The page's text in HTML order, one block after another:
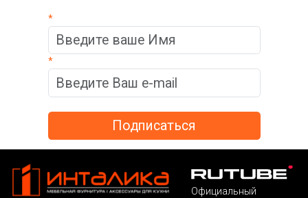
*
*
Официальный